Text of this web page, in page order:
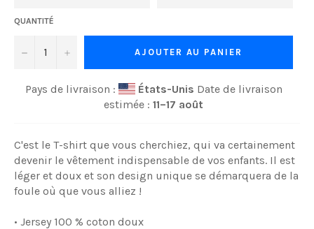
QUANTITÉ
− + AJOUTER AU PANIER
Pays de livraison : États-Unis Date de livraison
estimée : 11⁠–17 août
C'est le T-shirt que vous cherchiez, qui va certainement
devenir le vêtement indispensable de vos enfants. Il est
léger et doux et son design unique se démarquera de la
foule où que vous alliez !
• Jersey 100 % coton doux